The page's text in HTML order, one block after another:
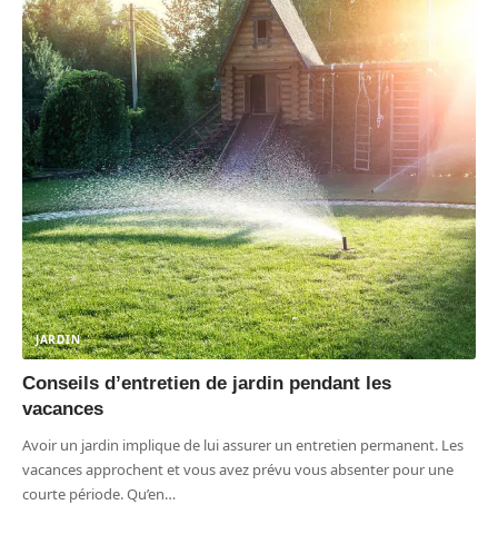
JARDIN
Conseils d’entretien de jardin pendant les
vacances
Avoir un jardin implique de lui assurer un entretien permanent. Les
vacances approchent et vous avez prévu vous absenter pour une
courte période. Qu’en…